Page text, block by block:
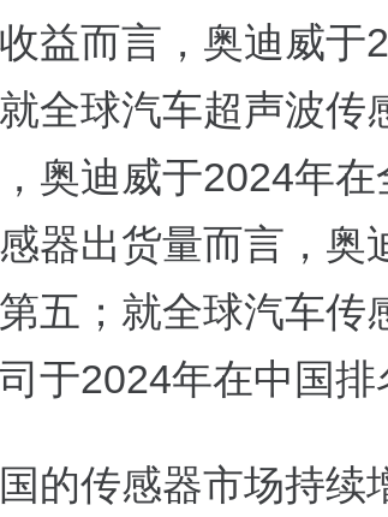
益而言，奥迪威于
全球汽车超声波传
奥迪威于2024年在
器出货量而言，奥
五；就全球汽车传
于2024年在中国排
的传感器市场持续